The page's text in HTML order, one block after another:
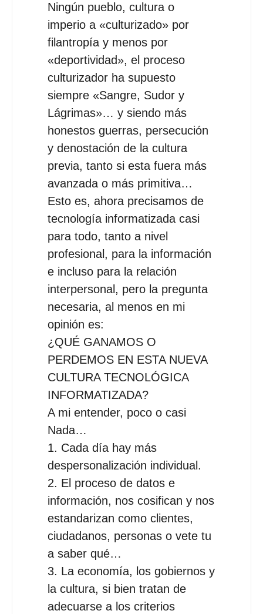
Ningún pueblo, cultura o
imperio a «culturizado» por
filantropía y menos por
«deportividad», el proceso
culturizador ha supuesto
siempre «Sangre, Sudor y
Lágrimas»… y siendo más
honestos guerras, persecución
y denostación de la cultura
previa, tanto si esta fuera más
avanzada o más primitiva…
Esto es, ahora precisamos de
tecnología informatizada casi
para todo, tanto a nivel
profesional, para la información
e incluso para la relación
interpersonal, pero la pregunta
necesaria, al menos en mi
opinión es:
¿QUÉ GANAMOS O
PERDEMOS EN ESTA NUEVA
CULTURA TECNOLÓGICA
INFORMATIZADA?
A mi entender, poco o casi
Nada…
1. Cada día hay más
despersonalización individual.
2. El proceso de datos e
información, nos cosifican y nos
estandarizan como clientes,
ciudadanos, personas o vete tu
a saber qué…
3. La economía, los gobiernos y
la cultura, si bien tratan de
adecuarse a los criterios